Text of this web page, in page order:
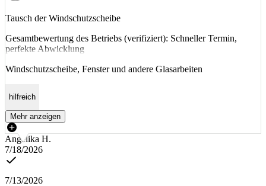
Tausch der Windschutzscheibe
Gesamtbewertung des Betriebs (verifiziert): Schneller Termin,
perfekte Abwicklung
Windschutzscheibe, Fenster und andere Glasarbeiten
hilfreich
Mehr anzeigen
Angelika H.
7/18/2026
7/13/2026